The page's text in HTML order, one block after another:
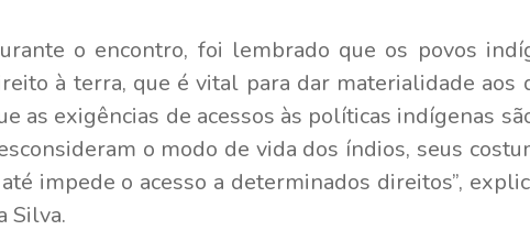
o encontro, foi lembrado que os povos
à terra, que é vital para dar materialidade aos
as exigências de acessos às políticas indígenas
o modo de vida dos índios, seus
impede o acesso a determinados direitos”,
Silva.